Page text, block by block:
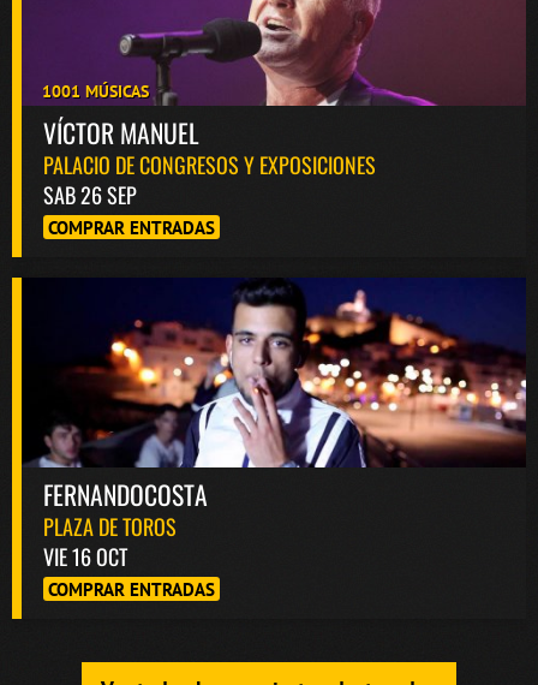
1001 MÚSICAS
VÍCTOR MANUEL
PALACIO DE CONGRESOS Y EXPOSICIONES
SAB 26 SEP
COMPRAR ENTRADAS
FERNANDOCOSTA
PLAZA DE TOROS
VIE 16 OCT
COMPRAR ENTRADAS